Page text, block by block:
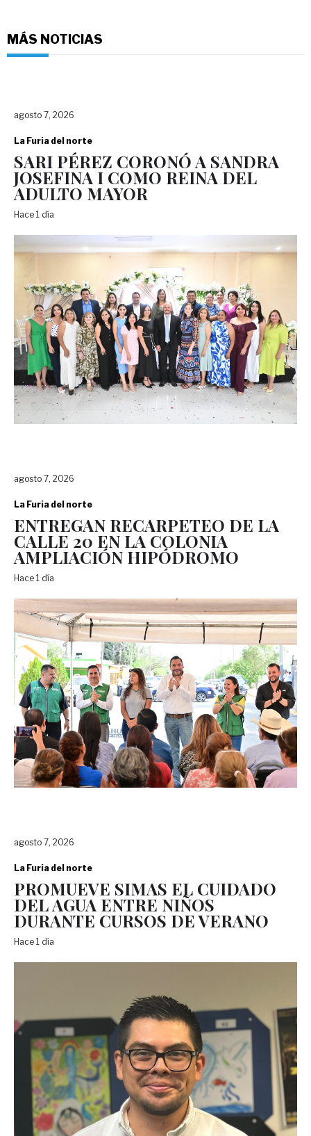
MÁS NOTICIAS
agosto 7, 2026
La Furia del norte
SARI PÉREZ CORONÓ A SANDRA
JOSEFINA I COMO REINA DEL
ADULTO MAYOR
Hace 1 día
agosto 7, 2026
La Furia del norte
ENTREGAN RECARPETEO DE LA
CALLE 20 EN LA COLONIA
AMPLIACIÓN HIPÓDROMO
Hace 1 día
agosto 7, 2026
La Furia del norte
PROMUEVE SIMAS EL CUIDADO
DEL AGUA ENTRE NIÑOS
DURANTE CURSOS DE VERANO
Hace 1 día